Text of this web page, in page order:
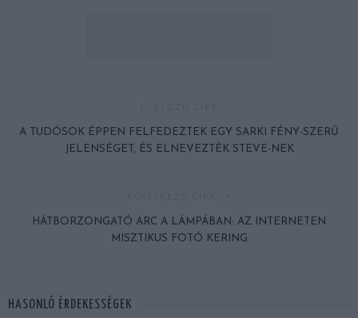
A TUDÓSOK ÉPPEN FELFEDEZTEK EGY SARKI FÉNY-SZERŰ
JELENSÉGET, ÉS ELNEVEZTÉK STEVE-NEK
HÁTBORZONGATÓ ARC A LÁMPÁBAN: AZ INTERNETEN
MISZTIKUS FOTÓ KERING
HASONLÓ ÉRDEKESSÉGEK